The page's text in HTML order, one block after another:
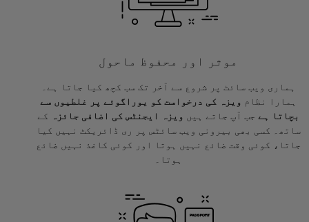
موثر اور محفوظ ماحول
ہماری ویب سائٹ پر شروع سے آخر تک سب کچھ کیا جاتا ہے۔
ہمارا نظام ویزہ کی درخواست کو یوراگوئے پر غلطیوں سے
بچاتا ہے جب آپ جاتے ہیں ویزہ ایجنٹس کی اضافی جائزہ
کے
ساتھ۔ کسی بھی بیرونی ویب سائٹس پر ری ڈائریکٹ نہیں کیا
جاتا، کوئی وقت ضائع نہیں ہوتا اور کوئی کاغذ نہیں ضائع
ہوتا۔